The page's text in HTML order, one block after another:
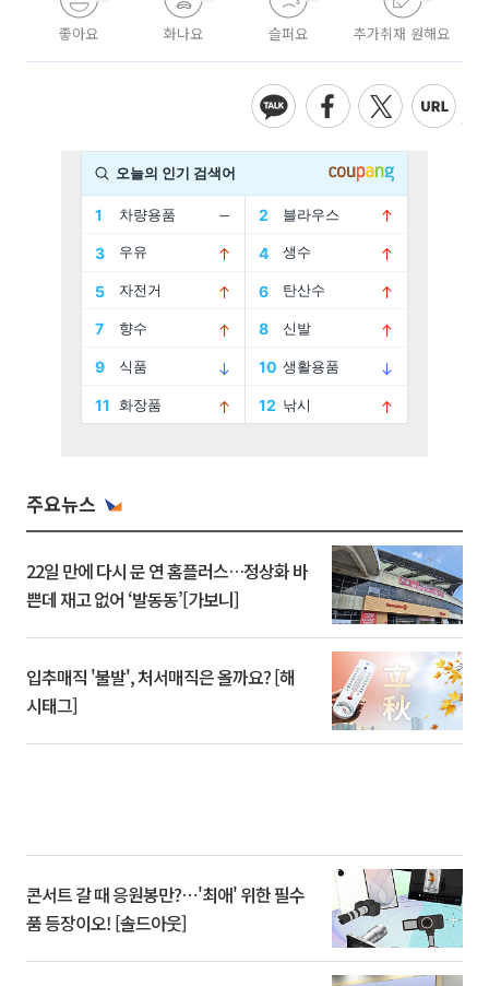
좋아요 화나요 슬퍼요 추가취재 원해요
주요뉴스
22일 만에 다시 문 연 홈플러스…정상화 바
쁜데 재고 없어 ‘발동동’[가보니]
입추매직 '불발', 처서매직은 올까요? [해
시태그]
콘서트 갈 때 응원봉만?⋯'최애' 위한 필수
품 등장이오! [솔드아웃]